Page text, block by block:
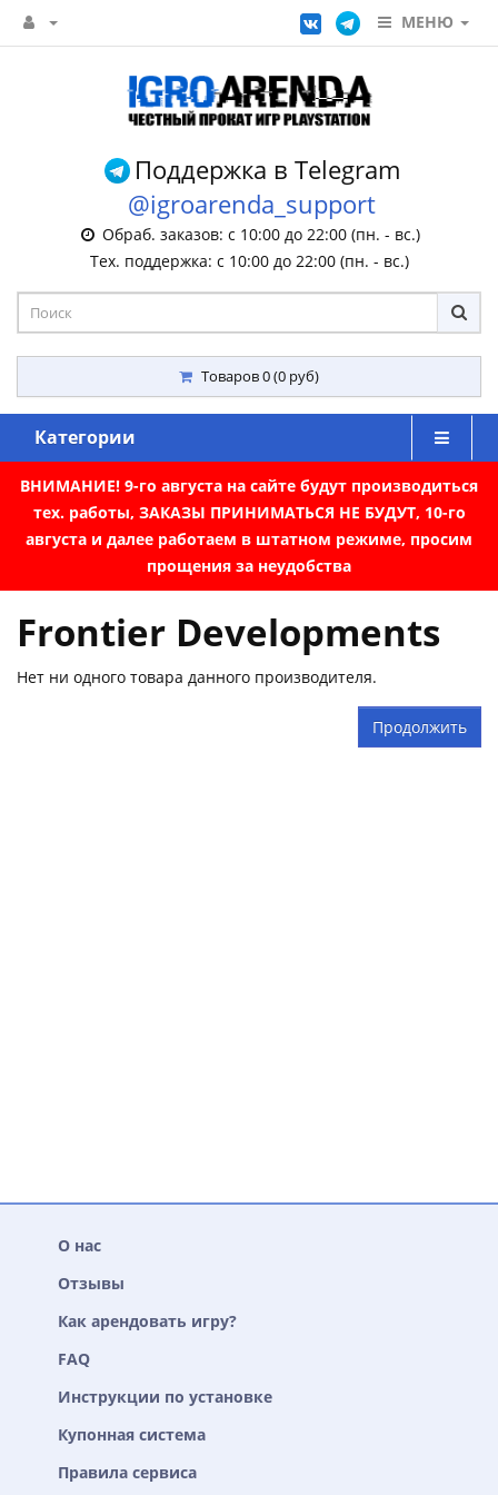
МЕНЮ
Поддержка в Telegram
@igroarenda_support
Обраб. заказов: с 10:00 до 22:00 (пн. - вс.)
Тех. поддержка: с 10:00 до 22:00 (пн. - вс.)
Товаров 0 (0 руб)
Категории
ВНИМАНИЕ! 9-го августа на сайте будут производиться
тех. работы, ЗАКАЗЫ ПРИНИМАТЬСЯ НЕ БУДУТ, 10-го
августа и далее работаем в штатном режиме, просим
прощения за неудобства
Frontier Developments
Нет ни одного товара данного производителя.
Продолжить
О нас
Отзывы
Как арендовать игру?
FAQ
Инструкции по установке
Купонная система
Правила сервиса